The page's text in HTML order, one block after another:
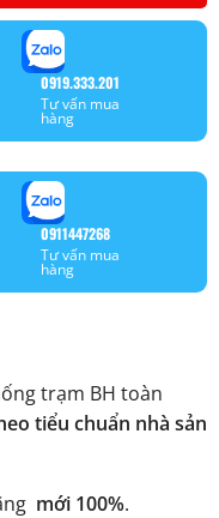
0919.333.201
Tư vấn mua
hàng
0911447268
Tư vấn mua
hàng
trạm BH toàn
tiểu chuẩn nhà sản
mới 100%.